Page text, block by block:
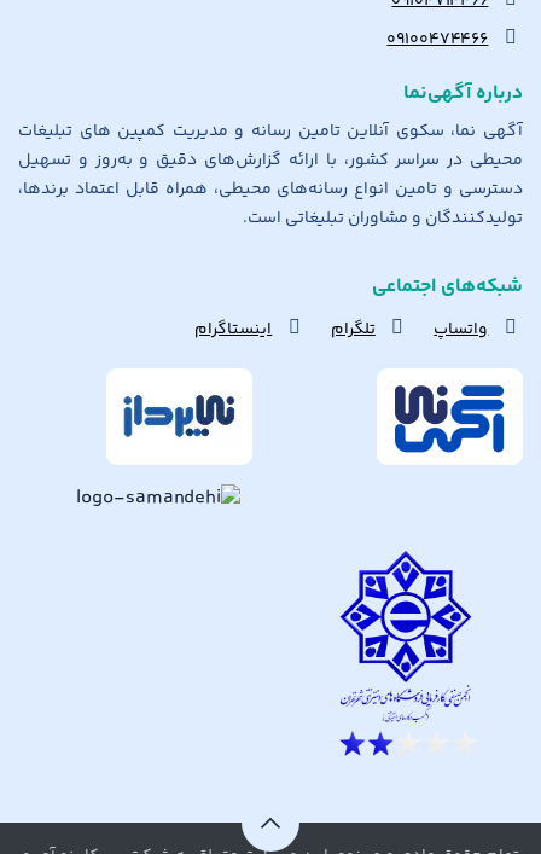
۰۹۱۰۰۴۷۴۴۶۶
درباره آگهی‌نما
آگهی نما، سکوی آنلاین تامین رسانه و مدیریت کمپین های تبلیغات
محیطی در سراسر کشور، با ارائه گزارش‌های دقیق و به‌روز و تسهیل
دسترسی و تامین انواع رسانه‌های محیطی، همراه قابل اعتماد برندها،
تولیدکنندگان و مشاوران تبلیغاتی است.
شبکه‌های اجتماعی
واتساپ تلگرام اینستاگرام